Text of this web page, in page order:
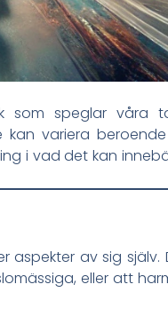
speglar våra
kan variera
i vad det kan
aspekter av sig
eller att